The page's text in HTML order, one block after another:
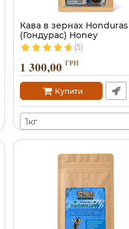
Кава в зернах Honduras
(Гондурас) Honey
(5)
1 300,00 ГРН
Купити
1кг